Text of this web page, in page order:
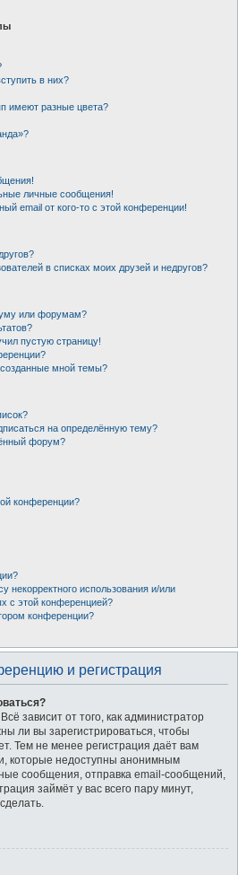
в них?
имеют разные цвета?
личные сообщения!
email от кого-то с этой конференции!
в списках моих друзей и недругов?
или форумам?
пустую страницу!
мной темы?
на определённую тему?
форум?
конференции?
некорректного использования и/или
с этой конференцией?
конференции?
и регистрация
зависит от того, как администратор
ли вы зарегистрироваться, чтобы
Тем не менее регистрация даёт вам
которые недоступны анонимным
сообщения, отправка email-сообщений,
займёт у вас всего пару минут,